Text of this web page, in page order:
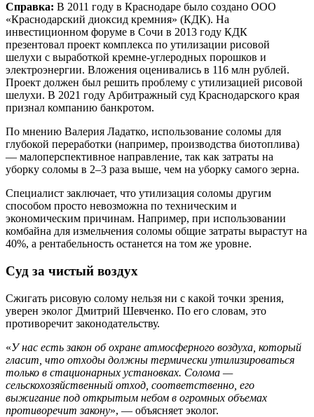
Справка: В 2011 году в Краснодаре было создано ООО
«Краснодарский диоксид кремния» (КДК). На
инвестиционном форуме в Сочи в 2013 году КДК
презентовал проект комплекса по утилизации рисовой
шелухи с выработкой кремне-углеродных порошков и
электроэнергии. Вложения оценивались в 116 млн рублей.
Проект должен был решить проблему с утилизацией рисовой
шелухи. В 2021 году Арбитражный суд Краснодарского края
признал компанию банкротом.
По мнению Валерия Ладатко, использование соломы для
глубокой переработки (например, производства биотоплива)
— малоперспективное направление, так как затраты на
уборку соломы в 2–3 раза выше, чем на уборку самого зерна.
Специалист заключает, что утилизация соломы другим
способом просто невозможна по техническим и
экономическим причинам. Например, при использовании
комбайна для измельчения соломы общие затраты вырастут на
40%, а рентабельность останется на том же уровне.
Суд за чистый воздух
Сжигать рисовую солому нельзя ни с какой точки зрения,
уверен эколог Дмитрий Шевченко. По его словам, это
противоречит законодательству.
«У нас есть закон об охране атмосферного воздуха, который
гласит, что отходы должны термически утилизироваться
только в стационарных установках. Солома —
сельскохозяйственный отход, соответственно, его
выжигание под открытым небом в огромных объемах
противоречит закону», — объясняет эколог.